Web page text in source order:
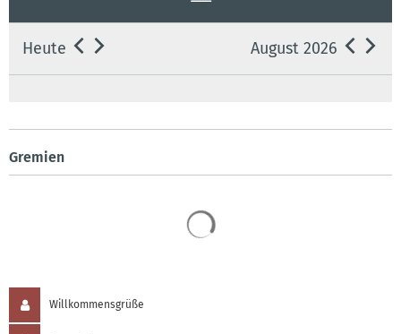
Heute August 2026
Gremien
Willkommensgrüße